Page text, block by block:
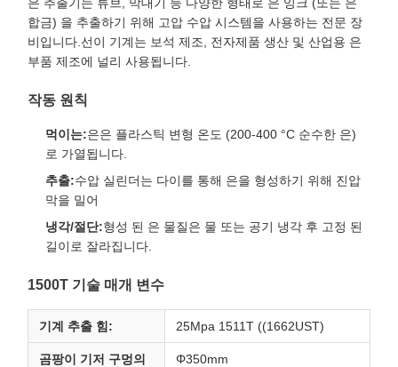
합금) 을 추출하기 위해 고압 수압 시스템을 사용하는 전문 장
비입니다.선이 기계는 보석 제조, 전자제품 생산 및 산업용 은
부품 제조에 널리 사용됩니다.
작동 원칙
먹이는:은은 플라스틱 변형 온도 (200-400 °C 순수한 은)
로 가열됩니다.
추출:수압 실린더는 다이를 통해 은을 형성하기 위해 진압
막을 밀어
냉각/절단:형성 된 은 물질은 물 또는 공기 냉각 후 고정 된
길이로 잘라집니다.
1500T 기술 매개 변수
기계 추출 힘: 25Mpa 1511T ((1662UST)
곰팡이 기저 구멍의
Φ350mm